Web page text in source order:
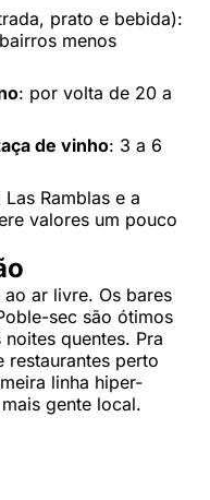
prato e bebida):
menos
: por volta de 20 a
de vinho: 3 a 6
Ramblas e a
valores um pouco
ar livre. Os bares
sec são ótimos
quentes. Pra
restaurantes perto
linha hiper-
gente local.